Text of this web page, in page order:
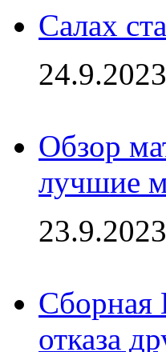
Салах
Обзор
лучшие
Сборная
отказа